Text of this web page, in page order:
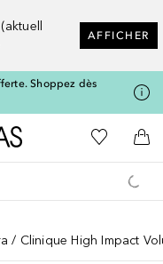
AFFICHER
Shoppez dès
Vers l'accueil Douglas
Vers Ma
Clinique High Impact